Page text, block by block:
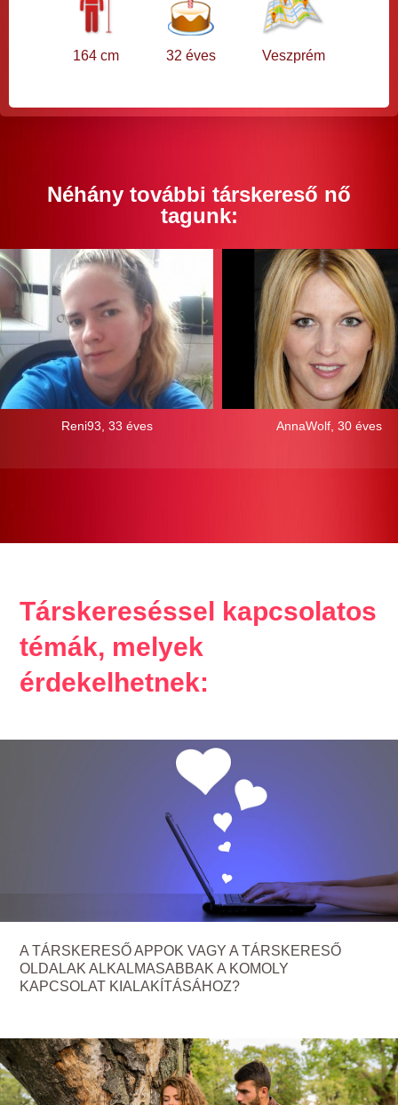
164 cm 32 éves Veszprém
Néhány további társkereső nő
tagunk:
Reni93, 33 éves AnnaWolf, 30 éves
Társkereséssel kapcsolatos
témák, melyek
érdekelhetnek:
A TÁRSKERESŐ APPOK VAGY A TÁRSKERESŐ
OLDALAK ALKALMASABBAK A KOMOLY
KAPCSOLAT KIALAKÍTÁSÁHOZ?